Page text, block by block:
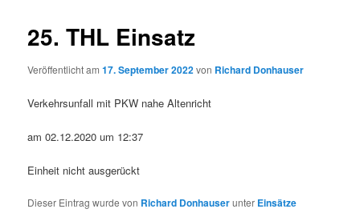
25. THL Einsatz
Veröffentlicht am17. September 2022von Richard Donhauser
Verkehrsunfall mit PKW nahe Altenricht
am 02.12.2020 um 12:37
Einheit nicht ausgerückt
Dieser Eintrag wurde von Richard Donhauserunter Einsätze